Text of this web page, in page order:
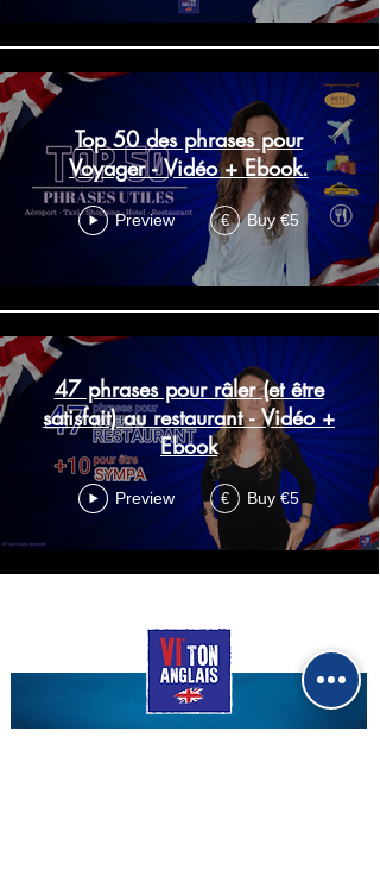
Top 50 des phrases pour
Voyager - Vidéo + Ebook.
Preview € Buy €5
47 phrases pour râler (et être
satisfait) au restaurant - Vidéo +
Ebook
Preview € Buy €5